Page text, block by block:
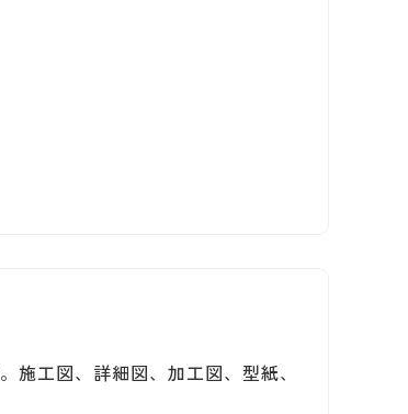
工図、詳細図、加工図、型紙、